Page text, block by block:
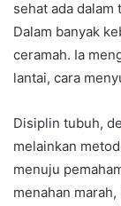
sehat ada dalam
Dalam banyak
ceramah. Ia
lantai, cara
Disiplin tubuh,
melainkan
menuju
menahan